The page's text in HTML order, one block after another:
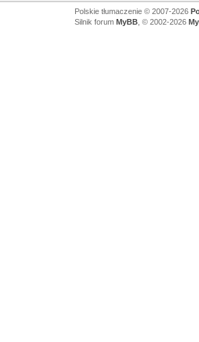
Polskie tłumaczenie © 2007-2026
Silnik forum MyBB, © 2002-2026